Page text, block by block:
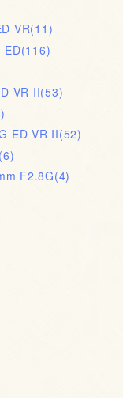
VR(11)
ED(116)
VR II(53)
ED VR II(52)
(6)
F2.8G(4)